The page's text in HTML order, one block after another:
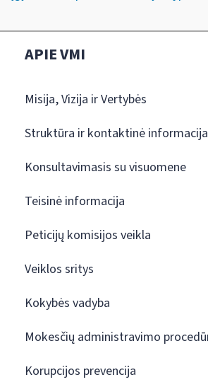
APIE VMI
Misija, Vizija ir Vertybės
Struktūra ir kontaktinė informacija
Konsultavimasis su visuomene
Teisinė informacija
Peticijų komisijos veikla
Veiklos sritys
Kokybės vadyba
Mokesčių administravimo
Korupcijos prevencija